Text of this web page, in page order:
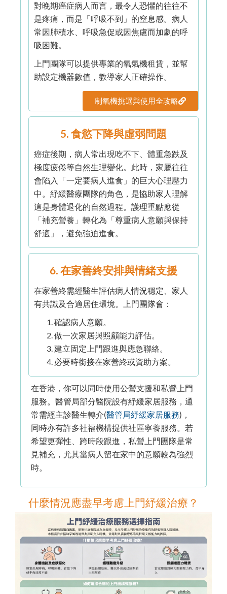
對晚期癌症病人而言，最令人恐懼的往往不
是疼痛，而是「呼吸不到」的窒息感。病人
常因肺積水、呼吸急促或因焦慮而加劇的呼
吸困難。
上門團隊可以提供專業的氧氣機租賃，並幫
助設定機器數值，教導家人正確操作。
制氧機挑選與使用全攻略
5. 食慾下降與虛弱問題
癌症後期，病人常出現吃不下、體重急跌及
極度疲倦等自然生理變化。此時，家屬往往
會陷入「一定要病人進食」的巨大心理壓力
中。紓緩醫療團隊的角色，是協助家人理解
這是身體退化的自然過程。護理重點應從
「補充營養」轉化為「尊重病人意願與保持
舒適」，避免強迫進食。
6. 在家善終安排與情緒支援
在家善終需經醫生評估病人情況穩定、家人
有共識及合適居住環境。上門團隊會：
確認病人意願。
做一次家居與照顧能力評估。
建立固定上門跟進與應急聯絡。
必要時銜接在家善終或資助方案。
在香港，你可以同時使用公營支援和私營上門
服務。醫管局部分醫院設有紓緩家居服務，通
常需經主診醫生轉介(醫管局紓緩家居服務)，
同時亦有許多社福機構提供社區寧養服務。若
希望更彈性、跨時段跟進，私營上門團隊是常
見補充，尤其當病人留在家中的意願較為強烈
時。
什麼情況應盡早考慮上門紓緩治療？